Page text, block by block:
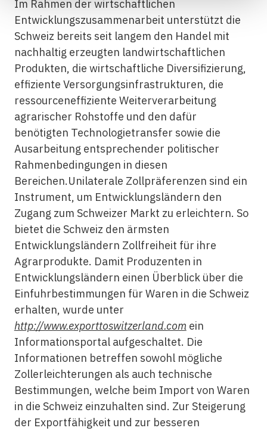
Im Rahmen der wirtschaftlichen
Entwicklungszusammenarbeit unterstützt die
Schweiz bereits seit langem den Handel mit
nachhaltig erzeugten landwirtschaftlichen
Produkten, die wirtschaftliche Diversifizierung,
effiziente Versorgungsinfrastrukturen, die
ressourceneffiziente Weiterverarbeitung
agrarischer Rohstoffe und den dafür
benötigten Technologietransfer sowie die
Ausarbeitung entsprechender politischer
Rahmenbedingungen in diesen
Bereichen.Unilaterale Zollpräferenzen sind ein
Instrument, um Entwicklungsländern den
Zugang zum Schweizer Markt zu erleichtern. So
bietet die Schweiz den ärmsten
Entwicklungsländern Zollfreiheit für ihre
Agrarprodukte. Damit Produzenten in
Entwicklungsländern einen Überblick über die
Einfuhrbestimmungen für Waren in die Schweiz
erhalten, wurde unter
http://www.exporttoswitzerland.com ein
Informationsportal aufgeschaltet. Die
Informationen betreffen sowohl mögliche
Zollerleichterungen als auch technische
Bestimmungen, welche beim Import von Waren
in die Schweiz einzuhalten sind. Zur Steigerung
der Exportfähigkeit und zur besseren